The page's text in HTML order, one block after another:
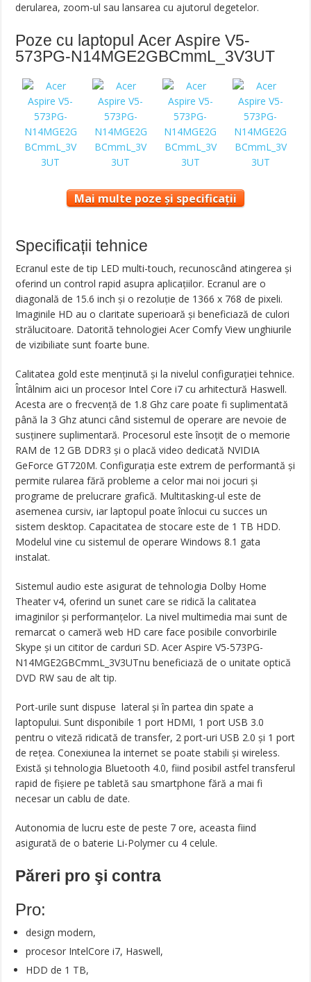
derularea, zoom-ul sau lansarea cu ajutorul degetelor.
Poze cu laptopul Acer Aspire V5-
573PG-N14MGE2GBCmmL_3V3UT
Mai multe poze și specificații
Specificații tehnice
Ecranul este de tip LED multi-touch, recunoscând atingerea și
oferind un control rapid asupra aplicațiilor. Ecranul are o
diagonală de 15.6 inch și o rezoluție de 1366 x 768 de pixeli.
Imaginile HD au o claritate superioară și beneficiază de culori
strălucitoare. Datorită tehnologiei Acer Comfy View unghiurile
de vizibiliate sunt foarte bune.
Calitatea gold este menținută și la nivelul configurației tehnice.
Întâlnim aici un procesor Intel Core i7 cu arhitectură Haswell.
Acesta are o frecvență de 1.8 Ghz care poate fi suplimentată
până la 3 Ghz atunci când sistemul de operare are nevoie de
susținere suplimentară. Procesorul este însoțit de o memorie
RAM de 12 GB DDR3 și o placă video dedicată NVIDIA
GeForce GT720M. Configurația este extrem de performantă și
permite rularea fără probleme a celor mai noi jocuri și
programe de prelucrare grafică. Multitasking-ul este de
asemenea cursiv, iar laptopul poate înlocui cu succes un
sistem desktop. Capacitatea de stocare este de 1 TB HDD.
Modelul vine cu sistemul de operare Windows 8.1 gata
instalat.
Sistemul audio este asigurat de tehnologia Dolby Home
Theater v4, oferind un sunet care se ridică la calitatea
imaginilor și performanțelor. La nivel multimedia mai sunt de
remarcat o cameră web HD care face posibile convorbirile
Skype și un cititor de carduri SD. Acer Aspire V5-573PG-
N14MGE2GBCmmL_3V3UTnu beneficiază de o unitate optică
DVD RW sau de alt tip.
Port-urile sunt dispuse lateral și în partea din spate a
laptopului. Sunt disponibile 1 port HDMI, 1 port USB 3.0
pentru o viteză ridicată de transfer, 2 port-uri USB 2.0 și 1 port
de rețea. Conexiunea la internet se poate stabili și wireless.
Există și tehnologia Bluetooth 4.0, fiind posibil astfel transferul
rapid de fișiere pe tabletă sau smartphone fără a mai fi
necesar un cablu de date.
Autonomia de lucru este de peste 7 ore, aceasta fiind
asigurată de o baterie Li-Polymer cu 4 celule.
Păreri pro şi contra
Pro:
design modern,
procesor IntelCore i7, Haswell,
HDD de 1 TB,